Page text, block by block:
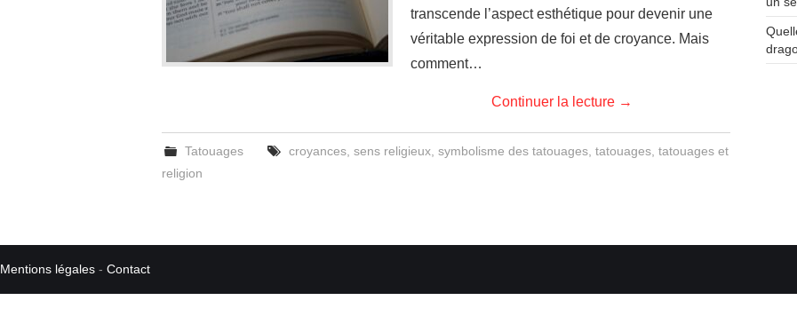
transcende l’aspect esthétique pour devenir une
véritable expression de foi et de croyance. Mais
comment…
Continuer la lecture →
Tatouages croyances, sens religieux, symbolisme des tatouages, tatouages, tatouages et
religion
Mentions légales - Contact